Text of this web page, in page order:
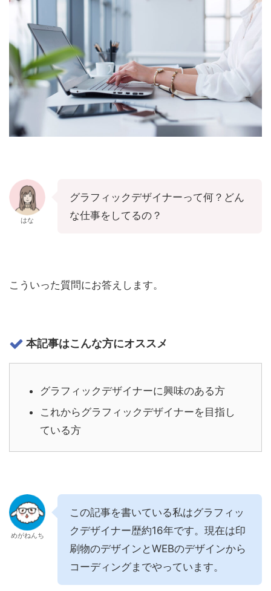
はな
グラフィックデザイナーって何？どん
な仕事をしてるの？
こういった質問にお答えします。
本記事はこんな方にオススメ
グラフィックデザイナーに興味のある方
これからグラフィックデザイナーを目指し
ている方
めがねんち
この記事を書いている私はグラフィッ
クデザイナー歴約16年です。現在は印
刷物のデザインとWEBのデザインから
コーディングまでやっています。